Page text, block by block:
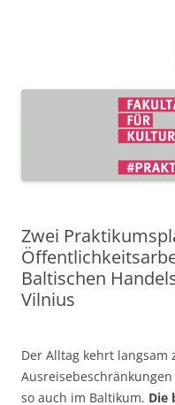
Zwei
Baltischen
Vilnius
Der Alltag kehrt langsam
so auch im Baltikum. Die